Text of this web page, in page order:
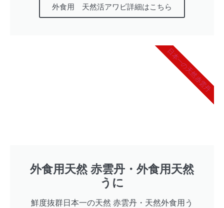
外食用 天然活アワビ詳細はこちら
外食用天然 赤雲丹・外食用天然
うに
鮮度抜群日本一の天然 赤雲丹・天然外食用う
日本一の天然赤雲丹